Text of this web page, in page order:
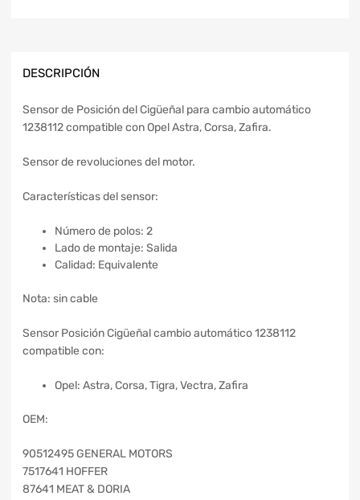
DESCRIPCIÓN
Sensor de Posición del Cigüeñal para cambio automático
1238112 compatible con Opel Astra, Corsa, Zafira.
Sensor de revoluciones del motor.
Características del sensor:
Número de polos: 2
Lado de montaje: Salida
Calidad: Equivalente
Nota: sin cable
Sensor Posición Cigüeñal cambio automático 1238112
compatible con:
Opel: Astra, Corsa, Tigra, Vectra, Zafira
OEM:
90512495 GENERAL MOTORS
7517641 HOFFER
87641 MEAT & DORIA